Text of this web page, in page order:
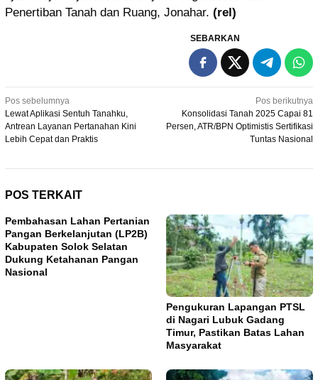
Penertiban Tanah dan Ruang, Jonahar. (rel)
SEBARKAN
Navigasi
pos
Pos sebelumnya
Lewat Aplikasi Sentuh Tanahku,
Antrean Layanan Pertanahan Kini
Lebih Cepat dan Praktis
Pos berikutnya
Konsolidasi Tanah 2025 Capai 81
Persen, ATR/BPN Optimistis Sertifikasi
Tuntas Nasional
POS TERKAIT
Pembahasan Lahan Pertanian
Pangan Berkelanjutan (LP2B)
Kabupaten Solok Selatan
Dukung Ketahanan Pangan
Nasional
Pengukuran Lapangan PTSL
di Nagari Lubuk Gadang
Timur, Pastikan Batas Lahan
Masyarakat